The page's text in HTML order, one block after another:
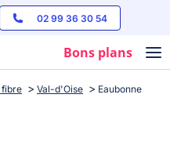
02 99 36 30 54
Bons plans
Val-d'Oise Eaubonne